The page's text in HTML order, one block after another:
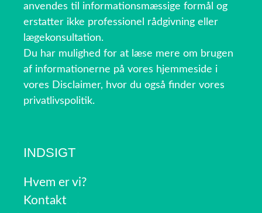
anvendes til informationsmæssige formål og
erstatter ikke professionel rådgivning eller
lægekonsultation.
Du har mulighed for at læse mere om brugen
af informationerne på vores hjemmeside i
vores Disclaimer, hvor du også finder vores
privatlivspolitik.
INDSIGT
Hvem er vi?
Kontakt